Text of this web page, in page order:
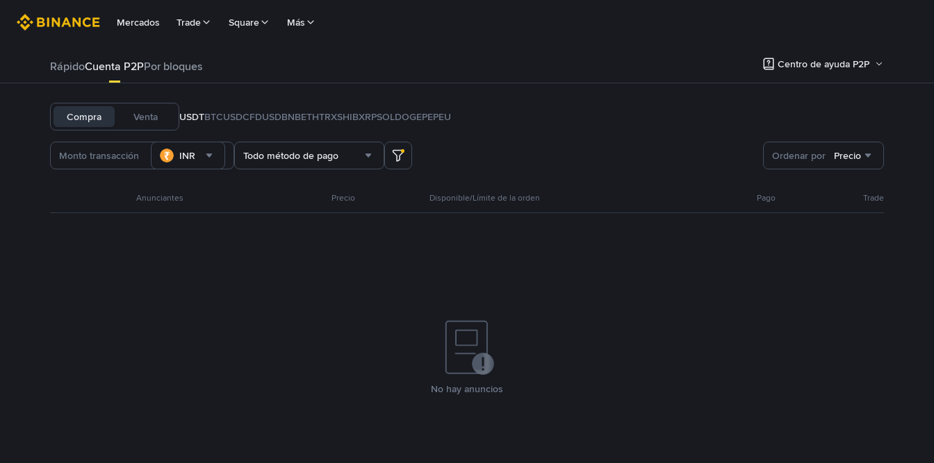
Mercados Trade Square Más
RápidoCuenta P2PPor bloques Centro de ayuda P2P
Compra Venta USDTBTCUSDCFDUSDBNBETHTRXSHIBXRPSOLDOGEPEPEU
INR Todo método de pago Ordenar por Precio
Anunciantes Precio Disponible/Límite de la orden Pago Trade
No hay anuncios